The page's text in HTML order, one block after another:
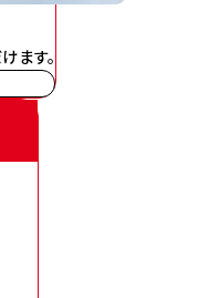
ます。